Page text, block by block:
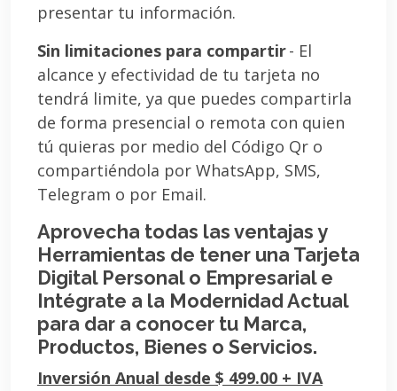
presentar tu información.
Sin limitaciones para compartir- El
alcance y efectividad de tu tarjeta no
tendrá limite, ya que puedes compartirla
de forma presencial o remota con quien
tú quieras por medio del Código Qr o
compartiéndola por WhatsApp, SMS,
Telegram o por Email.
Aprovecha todas las ventajas y
Herramientas de tener una Tarjeta
Digital Personal o Empresarial e
Intégrate a la Modernidad Actual
para dar a conocer tu Marca,
Productos, Bienes o Servicios.
Inversión Anual desde $ 499.00 + IVA